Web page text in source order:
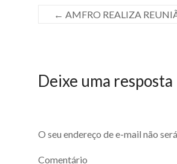
← AMFRO REALIZA
Deixe uma resposta
O seu endereço de e-mail não
Comentário